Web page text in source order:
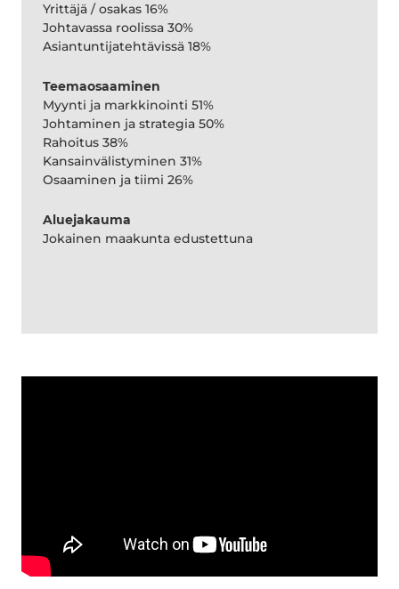
Yrittäjä / osakas 16%
Johtavassa roolissa 30%
Asiantuntijatehtävissä 18%
Teemaosaaminen
Myynti ja markkinointi 51%
Johtaminen ja strategia 50%
Rahoitus 38%
Kansainvälistyminen 31%
Osaaminen ja tiimi 26%
Aluejakauma
Jokainen maakunta edustettuna